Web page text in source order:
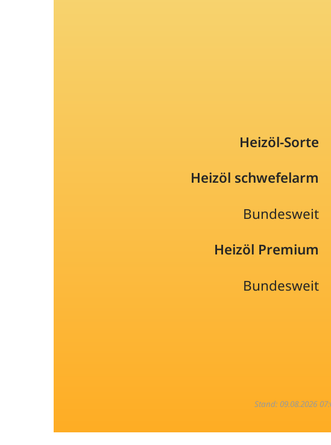
Heizöl-Sorte
Heizöl schwefelarm
Bundesweit
Heizöl Premium
Bundesweit
Stand: 09.08.2026